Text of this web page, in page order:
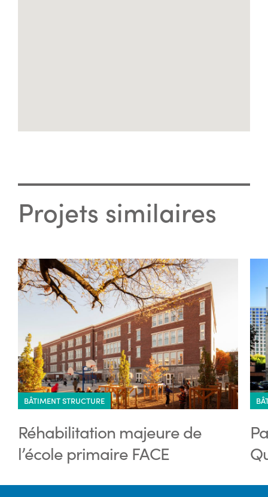
Projets similaires
BÂTIMENT STRUCTURE
Réhabilitation majeure de
l’école primaire FACE